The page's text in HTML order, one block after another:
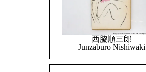
西脇順三郎
Junzaburo Nishiwaki